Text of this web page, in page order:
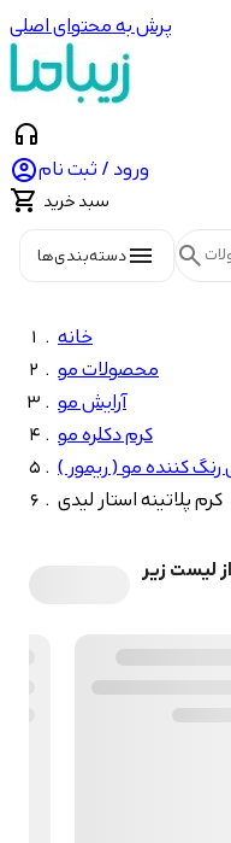
پرش به محتوای اصلی
headphones
ورود / ثبت نام
 سبد خرید
menuدسته‌بندی‌ها search
خانه
محصولات مو
آرایش مو
کرم دکلره مو
رنگ کننده مو ( ریمور )
کرم پلاتینه استار لیدی
لیست زیر